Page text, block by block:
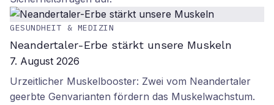
GESUNDHEIT & MEDIZIN
Neandertaler-Erbe stärkt unsere Muskeln
7. August 2026
Urzeitlicher Muskelbooster: Zwei vom Neandertaler
geerbte Genvarianten fördern das Muskelwachstum.